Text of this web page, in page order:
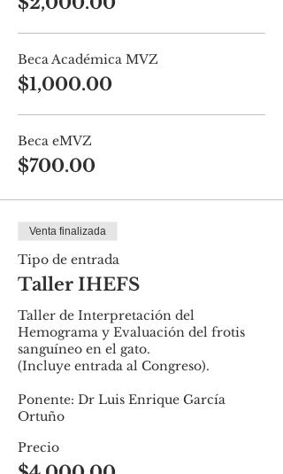
Beca Académica MVZ
$1,000.00
Beca eMVZ
$700.00
Venta finalizada
Tipo de entrada
Taller IHEFS
Taller de Interpretación del
Hemograma y Evaluación del frotis
sanguíneo en el gato.
(Incluye entrada al Congreso).
Ponente: Dr Luis Enrique García
Precio